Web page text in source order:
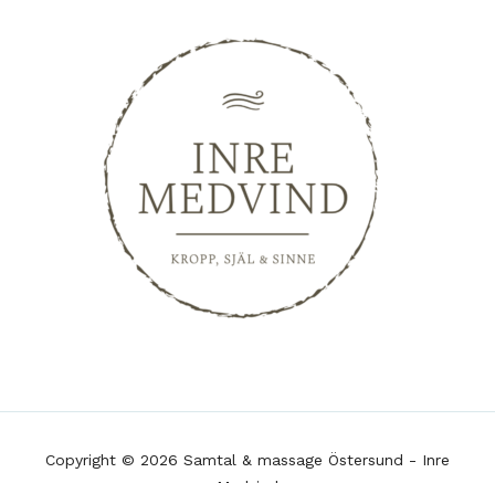
Copyright © 2026 Samtal & massage Östersund - Inre